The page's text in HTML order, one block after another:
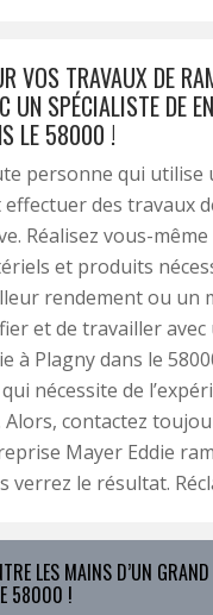
VOS TRAVAUX DE
UN SPÉCIALISTE DE
LE 58000 !
personne qui utilise
effectuer des travaux
Réalisez vous-
et produits
rendement ou un
et de travailler
à Plagny dans le
nécessite de
Alors, contactez
Mayer Eddie
verrez le résultat.
LES MAINS D’UN
58000 !